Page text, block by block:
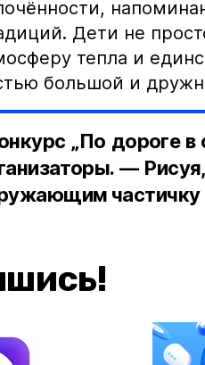
Дети не
тепла и
большой и
„По дороге
—
частичку